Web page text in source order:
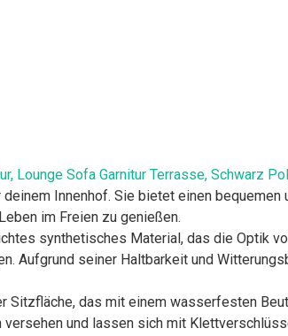
Lounge Sofa Garnitur Terrasse, Schwarz
Innenhof. Sie bietet einen bequemen
im Freien zu genießen.
synthetisches Material, das die Optik
Aufgrund seiner Haltbarkeit und
Sitzfläche, das mit einem wasserfesten
und lassen sich mit